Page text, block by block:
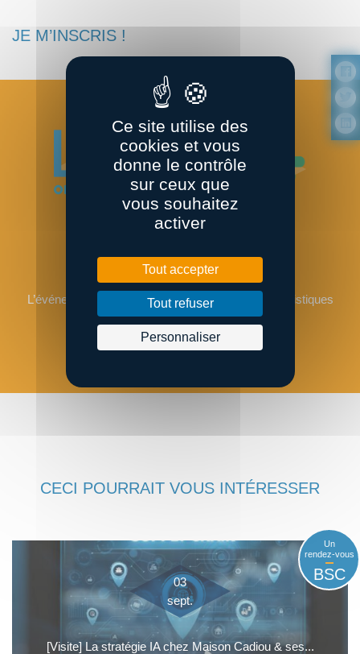
JE M’INSCRIS !
LET’S GO
L’événement régional de l’emploi et des métiers logistiques
Plus d’informations
CECI POURRAIT VOUS INTÉRESSER
03
sept.
Un
rendez-vous
BSC
[Visite] La stratégie IA chez Maison Cadiou & ses...
Ce site utilise des
cookies et vous
donne le contrôle
sur ceux que
vous souhaitez
activer
Tout accepter
Tout refuser
Personnaliser